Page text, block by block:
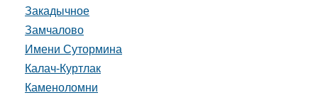
Закадычное
Замчалово
Имени Сутормина
Калач-Куртлак
Каменоломни